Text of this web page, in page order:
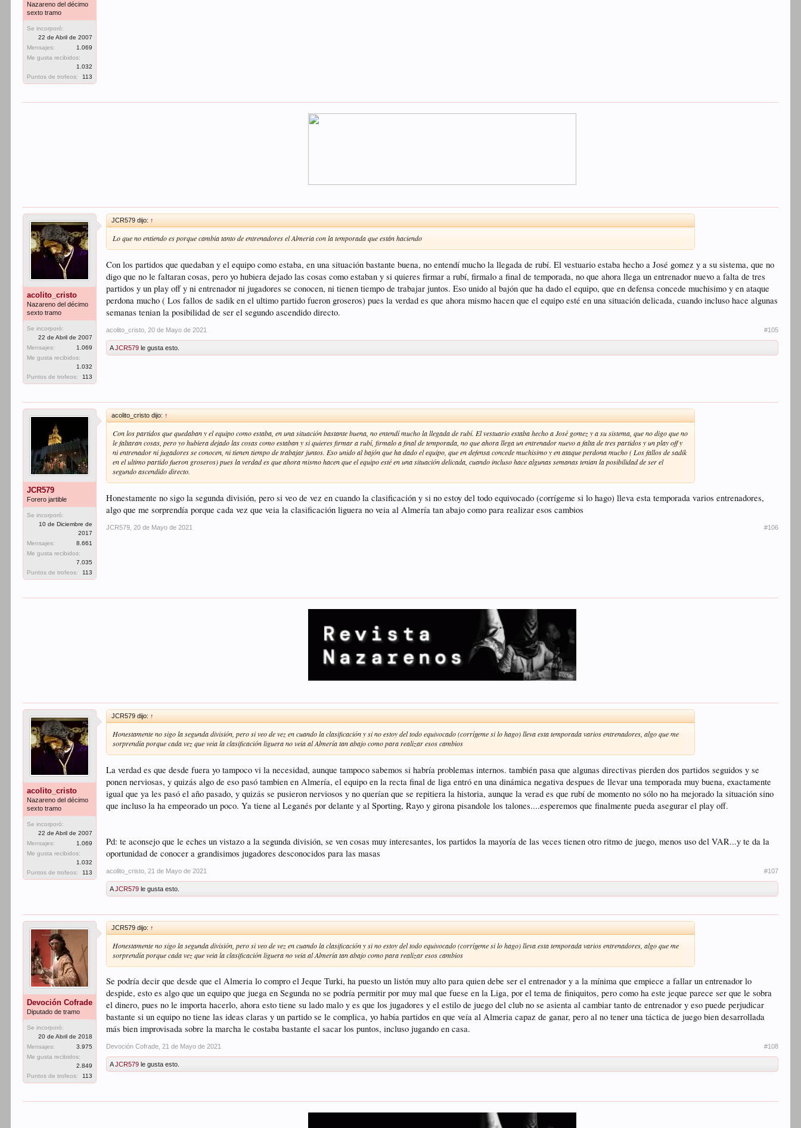
Nazareno del décimo
sexto tramo
Se incorporó:
22 de Abril de 2007
Mensajes:
1.069
Me gusta recibidos:
1.032
Puntos de trofeos:
113
acolito_cristo
Nazareno del décimo
sexto tramo
Se incorporó:
22 de Abril de 2007
Mensajes:
1.069
Me gusta recibidos:
1.032
Puntos de trofeos:
113
JCR579 dijo: ↑
Lo que no entiendo es porque cambia tanto de entrenadores el Almeria con la temporada que están haciendo
Con los partidos que quedaban y el equipo como estaba, en una situación bastante buena, no entendí mucho la llegada de rubí. El vestuario estaba hecho a José gomez y a su sistema, que no
digo que no le faltaran cosas, pero yo hubiera dejado las cosas como estaban y si quieres firmar a rubí, firmalo a final de temporada, no que ahora llega un entrenador nuevo a falta de tres
partidos y un play off y ni entrenador ni jugadores se conocen, ni tienen tiempo de trabajar juntos. Eso unido al bajón que ha dado el equipo, que en defensa concede muchisimo y en ataque
perdona mucho ( Los fallos de sadik en el ultimo partido fueron groseros) pues la verdad es que ahora mismo hacen que el equipo esté en una situación delicada, cuando incluso hace algunas
semanas tenian la posibilidad de ser el segundo ascendido directo.
acolito_cristo 20 de Mayo de 2021 #105
AJCR579 le gusta esto.
JCR579
Forero jartible
Se incorporó:
10 de Diciembre de
2017
Mensajes:
8.661
Me gusta recibidos:
7.035
Puntos de trofeos:
113
acolito_cristo dijo: ↑
Con los partidos que quedaban y el equipo como estaba, en una situación bastante buena, no entendí mucho la llegada de rubí. El vestuario estaba hecho a José gomez y a su sistema, que no digo que no
le faltaran cosas, pero yo hubiera dejado las cosas como estaban y si quieres firmar a rubí, firmalo a final de temporada, no que ahora llega un entrenador nuevo a falta de tres partidos y un play off y
ni entrenador ni jugadores se conocen, ni tienen tiempo de trabajar juntos. Eso unido al bajón que ha dado el equipo, que en defensa concede muchisimo y en ataque perdona mucho ( Los fallos de sadik
en el ultimo partido fueron groseros) pues la verdad es que ahora mismo hacen que el equipo esté en una situación delicada, cuando incluso hace algunas semanas tenian la posibilidad de ser el
segundo ascendido directo.
Honestamente no sigo la segunda división, pero si veo de vez en cuando la clasificación y si no estoy del todo equivocado (corrígeme si lo hago) lleva esta temporada varios entrenadores,
algo que me sorprendía porque cada vez que veia la clasificación liguera no veia al Almería tan abajo como para realizar esos cambios
JCR579 20 de Mayo de 2021 #106
acolito_cristo
Nazareno del décimo
sexto tramo
Se incorporó:
22 de Abril de 2007
Mensajes:
1.069
Me gusta recibidos:
1.032
Puntos de trofeos:
113
JCR579 dijo: ↑
Honestamente no sigo la segunda división, pero si veo de vez en cuando la clasificación y si no estoy del todo equivocado (corrígeme si lo hago) lleva esta temporada varios entrenadores, algo que me
sorprendía porque cada vez que veia la clasificación liguera no veia al Almería tan abajo como para realizar esos cambios
La verdad es que desde fuera yo tampoco vi la necesidad, aunque tampoco sabemos si habría problemas internos. también pasa que algunas directivas pierden dos partidos seguidos y se
ponen nerviosas, y quizás algo de eso pasó tambien en Almería, el equipo en la recta final de liga entró en una dinámica negativa despues de llevar una temporada muy buena, exactamente
igual que ya les pasó el año pasado, y quizás se pusieron nerviosos y no querían que se repitiera la historia, aunque la verad es que rubí de momento no sólo no ha mejorado la situación sino
que incluso la ha empeorado un poco. Ya tiene al Leganés por delante y al Sporting, Rayo y girona pisandole los talones....esperemos que finalmente pueda asegurar el play off.
Pd: te aconsejo que le eches un vistazo a la segunda división, se ven cosas muy interesantes, los partidos la mayoría de las veces tienen otro ritmo de juego, menos uso del VAR...y te da la
oportunidad de conocer a grandisimos jugadores desconocidos para las masas
acolito_cristo 21 de Mayo de 2021 #107
AJCR579 le gusta esto.
Devoción Cofrade
Diputado de tramo
Se incorporó:
20 de Abril de 2018
Mensajes:
3.975
Me gusta recibidos:
2.849
Puntos de trofeos:
113
JCR579 dijo: ↑
Honestamente no sigo la segunda división, pero si veo de vez en cuando la clasificación y si no estoy del todo equivocado (corrígeme si lo hago) lleva esta temporada varios entrenadores, algo que me
sorprendía porque cada vez que veia la clasificación liguera no veia al Almería tan abajo como para realizar esos cambios
Se podría decir que desde que el Almeria lo compro el Jeque Turki, ha puesto un listón muy alto para quien debe ser el entrenador y a la mínima que empiece a fallar un entrenador lo
despide, esto es algo que un equipo que juega en Segunda no se podría permitir por muy mal que fuese en la Liga, por el tema de finiquitos, pero como ha este jeque parece ser que le sobra
el dinero, pues no le importa hacerlo, ahora esto tiene su lado malo y es que los jugadores y el estilo de juego del club no se asienta al cambiar tanto de entrenador y eso puede perjudicar
bastante si un equipo no tiene las ideas claras y un partido se le complica, yo había partidos en que veía al Almeria capaz de ganar, pero al no tener una táctica de juego bien desarrollada
más bien improvisada sobre la marcha le costaba bastante el sacar los puntos, incluso jugando en casa.
Devoción Cofrade 21 de Mayo de 2021 #108
AJCR579 le gusta esto.